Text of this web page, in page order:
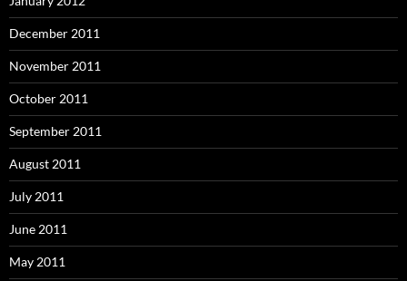
December 2011
November 2011
October 2011
September 2011
August 2011
July 2011
June 2011
May 2011